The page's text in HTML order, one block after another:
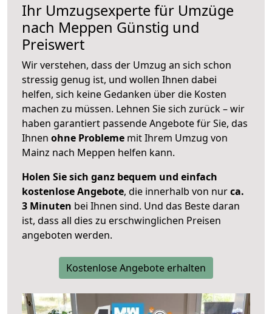
Ihr Umzugsexperte für Umzüge
nach Meppen Günstig und
Preiswert
Wir verstehen, dass der Umzug an sich schon
stressig genug ist, und wollen Ihnen dabei
helfen, sich keine Gedanken über die Kosten
machen zu müssen. Lehnen Sie sich zurück – wir
haben garantiert passende Angebote für Sie, das
Ihnen ohne Probleme mit Ihrem Umzug von
Mainz nach Meppen helfen kann.
Holen Sie sich ganz bequem und einfach
kostenlose Angebote, die innerhalb von nurca.
3 Minuten bei Ihnen sind. Und das Beste daran
ist, dass all dies zu erschwinglichen Preisen
angeboten werden.
Kostenlose Angebote erhalten